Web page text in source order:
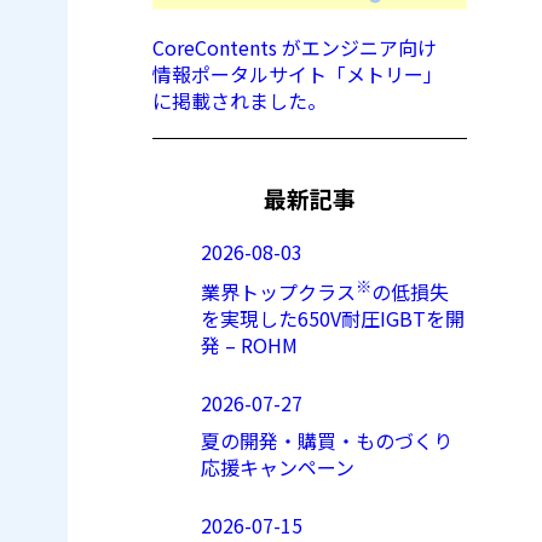
CoreContents がエンジニア向け
情報ポータルサイト「メトリー」
に掲載されました。
最新記事
2026-08-03
業界トップクラス※の低損失
を実現した650V耐圧IGBTを開
発 – ROHM
2026-07-27
夏の開発・購買・ものづくり
応援キャンペーン
2026-07-15